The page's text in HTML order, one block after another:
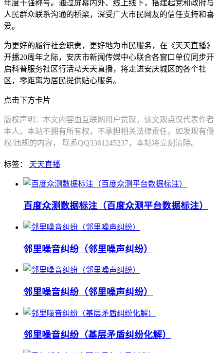
年度十强称号。通过屏幕内外、线上线下，搭建起党和政府与
人民群众联系沟通的桥梁，深受广大市民网友的信任支持和喜
爱。
为更好的履行社会职责，更好地为市民服务，在《天天直播》
开播20周年之际，安庆市新闻传媒中心联合各窗口单位同步开
启科普服务社区行活动天天直播，将走进安庆城区的各个社
区，零距离为居民提供贴心服务。
点击下方卡片
版权声明：本文内容由互联网用户贡献，该文观点仅代表作者
本人。本站不拥有所有权，不承担相关法律责任。如发现有侵
权/违规的内容， 联系QQ3361245237，本站将立刻清除。
标签： 天天直播
百度众测数据标注（百度众测平台数据标注）
邻里噪音纠纷（邻里噪声纠纷）
邻里噪音纠纷（邻里噪声纠纷）
邻里噪音纠纷（基层矛盾纠纷化解）